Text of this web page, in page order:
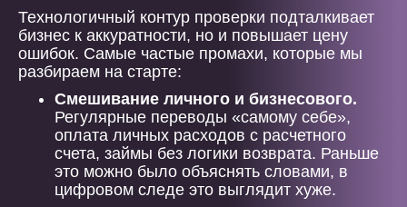
Технологичный контур проверки подталкивает
бизнес к аккуратности, но и повышает цену
ошибок. Самые частые промахи, которые мы
разбираем на старте:
Смешивание личного и бизнесового.
Регулярные переводы «самому себе»,
оплата личных расходов с расчетного
счета, займы без логики возврата. Раньше
это можно было объяснять словами, в
цифровом следе это выглядит хуже.